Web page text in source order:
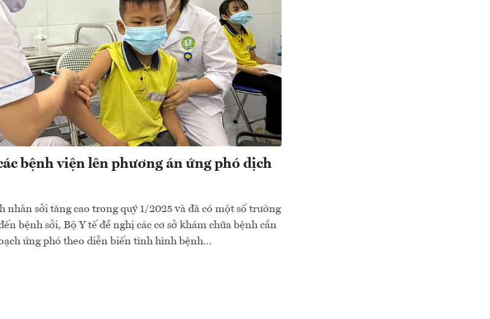
bệnh viện lên phương án ứng phó dịch
nhân sởi tăng cao trong quý 1/2025 và đã có một số trường
bệnh sởi, Bộ Y tế đề nghị các cơ sở khám chữa bệnh cần
ứng phó theo diễn biến tình hình bệnh...